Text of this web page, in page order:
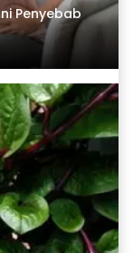
Penyebab